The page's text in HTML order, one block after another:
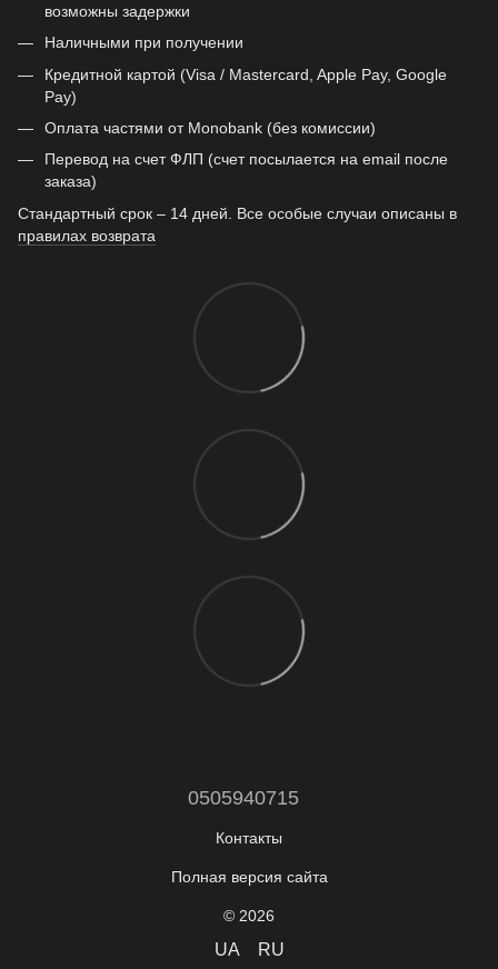
возможны задержки
Наличными при получении
Кредитной картой (Visa / Mastercard, Apple Pay, Google
Pay)
Оплата частями от Monobank (без комиссии)
Перевод на счет ФЛП (счет посылается на email после
заказа)
Стандартный срок – 14 дней. Все особые случаи описаны в
правилах возврата
0505940715
Контакты
Полная версия сайта
© 2026
UA RU